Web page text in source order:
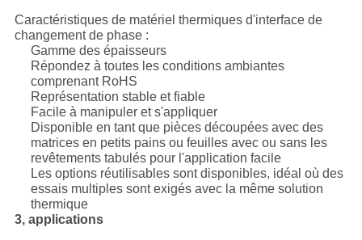
Caractéristiques de matériel thermiques d'interface de
changement de phase :
Gamme des épaisseurs
Répondez à toutes les conditions ambiantes
comprenant RoHS
Représentation stable et fiable
Facile à manipuler et s'appliquer
Disponible en tant que pièces découpées avec des
matrices en petits pains ou feuilles avec ou sans les
revêtements tabulés pour l'application facile
Les options réutilisables sont disponibles, idéal où des
essais multiples sont exigés avec la même solution
thermique
3, applications